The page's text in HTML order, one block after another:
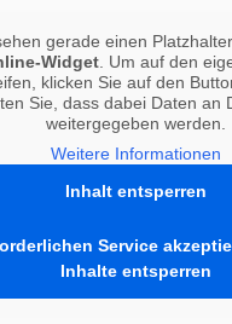
gerade einen
Widget . Um auf den
klicken Sie auf den
Sie, dass dabei Daten an
weitergegeben werden.
Weitere Informationen
Inhalt entsperren
Service
Inhalte entsperren